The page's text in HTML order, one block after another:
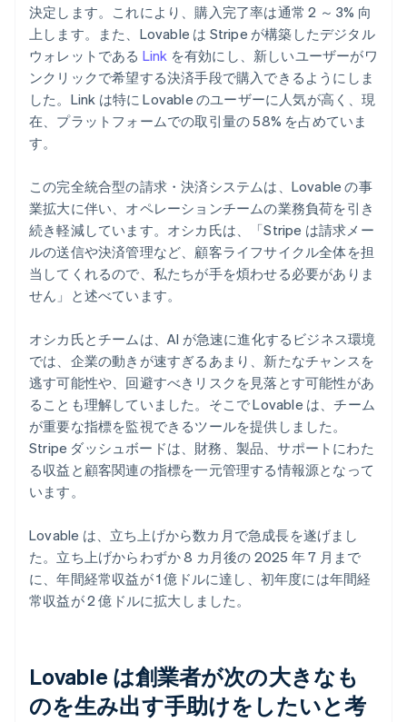
決定します。これにより、購入完了率は通常 2 ～ 3% 向
上します。また、Lovable は Stripe が構築したデジタル
ウォレットである Link を有効にし、新しいユーザーがワ
ンクリックで希望する決済手段で購入できるようにしま
した。Link は特に Lovable のユーザーに人気が高く、現
在、プラットフォームでの取引量の 58% を占めていま
す。
この完全統合型の請求・決済システムは、Lovable の事
業拡大に伴い、オペレーションチームの業務負荷を引き
続き軽減しています。オシカ氏は、「Stripe は請求メー
ルの送信や決済管理など、顧客ライフサイクル全体を担
当してくれるので、私たちが手を煩わせる必要がありま
せん」と述べています。
オシカ氏とチームは、AI が急速に進化するビジネス環境
では、企業の動きが速すぎるあまり、新たなチャンスを
逃す可能性や、回避すべきリスクを見落とす可能性があ
ることも理解していました。そこで Lovable は、チーム
が重要な指標を監視できるツールを提供しました。
Stripe ダッシュボードは、財務、製品、サポートにわた
る収益と顧客関連の指標を一元管理する情報源となって
います。
Lovable は、立ち上げから数カ月で急成長を遂げまし
た。立ち上げからわずか 8 カ月後の 2025 年 7 月まで
に、年間経常収益が 1 億ドルに達し、初年度には年間経
常収益が 2 億ドルに拡大しました。
Lovable は創業者が次の大きなも
のを生み出す手助けをしたいと考